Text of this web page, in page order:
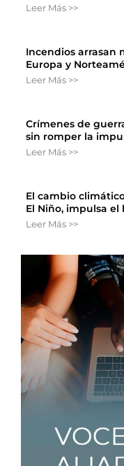
Leer Más >>
Incendios arrasan
Europa y
Leer Más >>
Crímenes de
sin romper la
Leer Más >>
El cambio
El Niño, impulsa
Leer Más >>